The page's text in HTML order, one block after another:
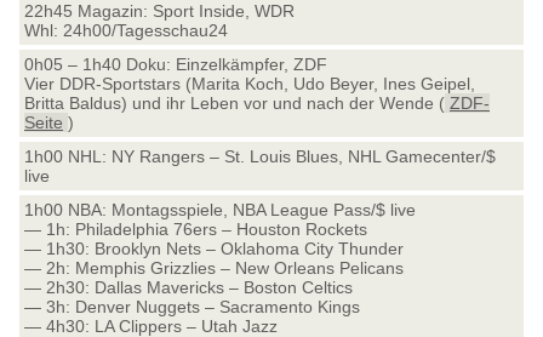
22h45 Magazin: Sport Inside, WDR
Whl: 24h00/Tagesschau24
0h05 – 1h40 Doku: Einzelkämpfer, ZDF
Vier DDR-Sportstars (Marita Koch, Udo Beyer, Ines Geipel,
Britta Baldus) und ihr Leben vor und nach der Wende ( ZDF-
Seite )
1h00 NHL: NY Rangers – St. Louis Blues, NHL Gamecenter/$
live
1h00 NBA: Montagsspiele, NBA League Pass/$ live
— 1h: Philadelphia 76ers – Houston Rockets
— 1h30: Brooklyn Nets – Oklahoma City Thunder
— 2h: Memphis Grizzlies – New Orleans Pelicans
— 2h30: Dallas Mavericks – Boston Celtics
— 3h: Denver Nuggets – Sacramento Kings
— 4h30: LA Clippers – Utah Jazz